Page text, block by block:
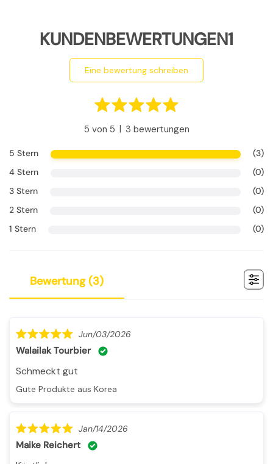
KUNDENBEWERTUNGEN1
eine bewertung schreiben
5 von 5 | 3 bewertungen
5 Stern
(3)
4 Stern
(0)
3 Stern
(0)
2 Stern
(0)
1 Stern
(0)
bewertung (3)
Jun/03/2026
Walailak Tourbier
Schmeckt gut
Gute Produkte aus Korea
Jan/14/2026
Maike Reichert